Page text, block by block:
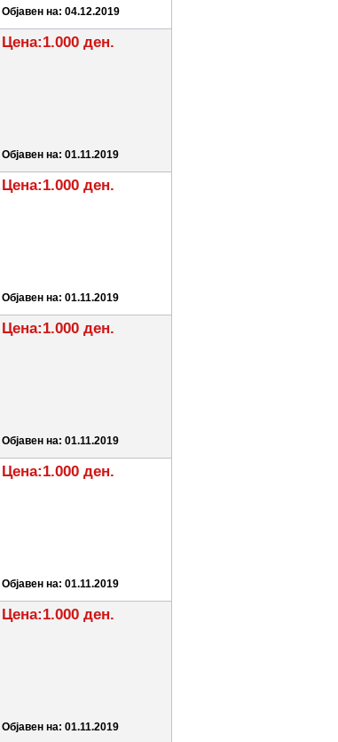
Објавен на: 04.12.2019
Цена:1.000 ден.
Објавен на: 01.11.2019
Цена:1.000 ден.
Објавен на: 01.11.2019
Цена:1.000 ден.
Објавен на: 01.11.2019
Цена:1.000 ден.
Објавен на: 01.11.2019
Цена:1.000 ден.
Објавен на: 01.11.2019